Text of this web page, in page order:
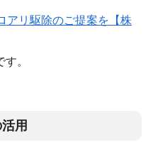
アリ駆除のご提案を【株
。
用